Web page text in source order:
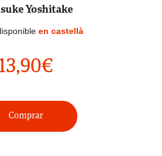
Yoshitake
en castellà
€
Comprar